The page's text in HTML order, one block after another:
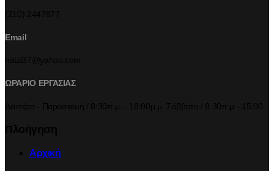
Email
ΩΡΑΡΙΟ ΕΡΓΑΣΙΑΣ
Αρχική